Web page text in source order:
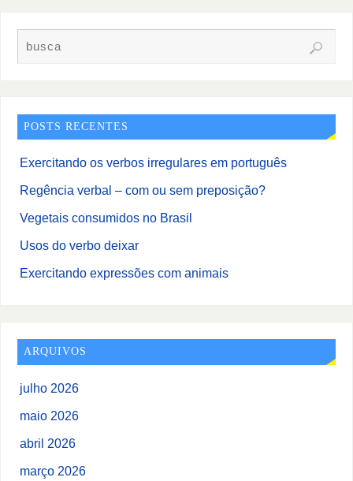
POSTS RECENTES
Exercitando os verbos irregulares em português
Regência verbal – com ou sem preposição?
Vegetais consumidos no Brasil
Usos do verbo deixar
Exercitando expressões com animais
ARQUIVOS
julho 2026
maio 2026
abril 2026
março 2026